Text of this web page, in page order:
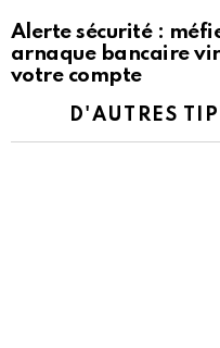
Alerte sécurité :
arnaque bancaire
votre compte
D'AUTRES